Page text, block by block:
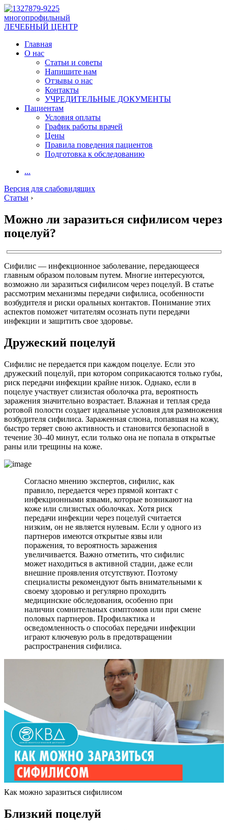
многопрофильный
ЛЕЧЕБНЫЙ ЦЕНТР
Главная
О нас
Статьи и советы
Напишите нам
Отзывы о нас
Контакты
УЧРЕДИТЕЛЬНЫЕ ДОКУМЕНТЫ
Пациентам
Условия оплаты
График работы врачей
Цены
Правила поведения пациентов
Подготовка к обследованию
...
Версия для слабовидящих
Статьи ›
Можно ли заразиться сифилисом через
поцелуй?
Сифилис — инфекционное заболевание, передающееся
главным образом половым путем. Многие интересуются,
возможно ли заразиться сифилисом через поцелуй. В статье
рассмотрим механизмы передачи сифилиса, особенности
возбудителя и риски оральных контактов. Понимание этих
аспектов поможет читателям осознать пути передачи
инфекции и защитить свое здоровье.
Дружеский поцелуй
Сифилис не передается при каждом поцелуе. Если это
дружеский поцелуй, при котором соприкасаются только губы,
риск передачи инфекции крайне низок. Однако, если в
поцелуе участвует слизистая оболочка рта, вероятность
заражения значительно возрастает. Влажная и теплая среда
ротовой полости создает идеальные условия для размножения
возбудителя сифилиса. Зараженная слюна, попавшая на кожу,
быстро теряет свою активность и становится безопасной в
течение 30–40 минут, если только она не попала в открытые
раны или трещины на коже.
Согласно мнению экспертов, сифилис, как
правило, передается через прямой контакт с
инфекционными язвами, которые возникают на
коже или слизистых оболочках. Хотя риск
передачи инфекции через поцелуй считается
низким, он не является нулевым. Если у одного из
партнеров имеются открытые язвы или
поражения, то вероятность заражения
увеличивается. Важно отметить, что сифилис
может находиться в активной стадии, даже если
внешние проявления отсутствуют. Поэтому
специалисты рекомендуют быть внимательными к
своему здоровью и регулярно проходить
медицинские обследования, особенно при
наличии сомнительных симптомов или при смене
половых партнеров. Профилактика и
осведомленность о способах передачи инфекции
играют ключевую роль в предотвращении
распространения сифилиса.
Как можно заразиться сифилисом
Близкий поцелуй